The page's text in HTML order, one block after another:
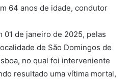
64 anos de idade, condutor
01 de janeiro de 2025, pelas
de São Domingos de
no qual foi interveniente
resultado uma vítima mortal,